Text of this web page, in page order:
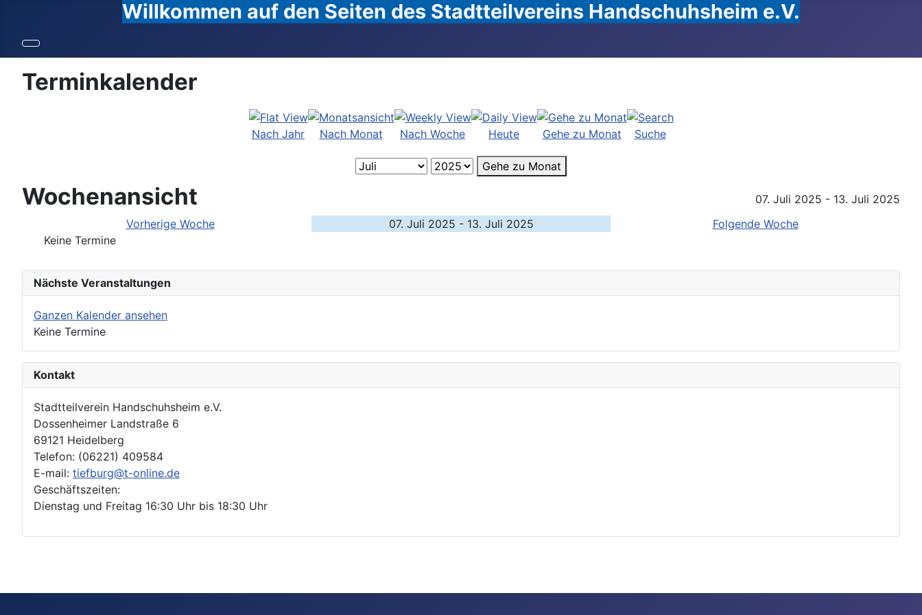
Willkommen auf den Seiten des Stadtteilvereins Handschuhsheim e.V.
Terminkalender
Nach Jahr Nach Monat Nach Woche Heute Gehe zu Monat Suche
Gehe zu Monat
Wochenansicht
07. Juli 2025 - 13. Juli 2025
Vorherige Woche
07. Juli 2025 - 13. Juli 2025
Folgende Woche
Keine Termine
Nächste Veranstaltungen
Ganzen Kalender ansehen
Keine Termine
Kontakt
Stadtteilverein Handschuhsheim e.V.
Dossenheimer Landstraße 6
69121 Heidelberg
Telefon: (06221) 409584
E-mail: tiefburg@t-online.de
Geschäftszeiten:
Dienstag und Freitag 16:30 Uhr bis 18:30 Uhr